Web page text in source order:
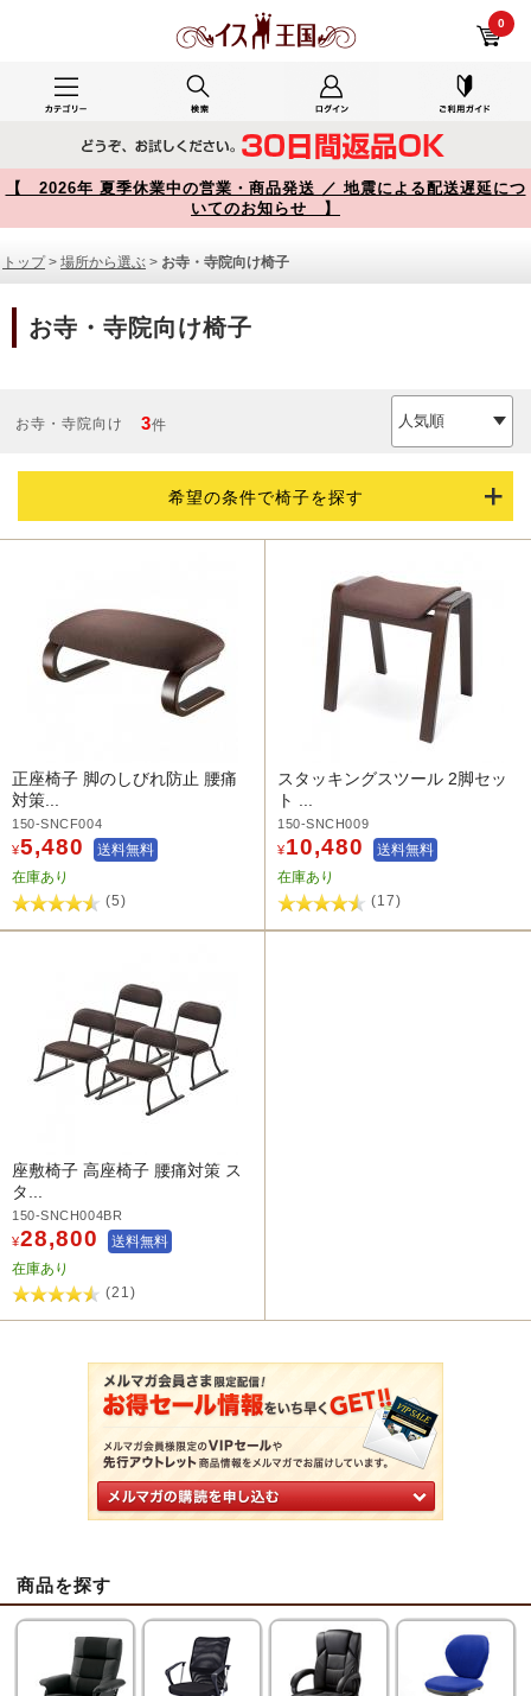
0
【 2026年 夏季休業中の営業・商品発送 ／ 地震による配送遅延につ
いてのお知らせ 】
トップ> 場所から選ぶ > お寺・寺院向け椅子
お寺・寺院向け椅子
お寺・寺院向け 3件
希望の条件で椅子を探す
正座椅子 脚のしびれ防止 腰痛
対策...
150-SNCF004
¥5,480
送料無料
在庫あり
(5)
スタッキングスツール 2脚セッ
ト ...
150-SNCH009
¥10,480
送料無料
在庫あり
(17)
座敷椅子 高座椅子 腰痛対策 ス
タ...
150-SNCH004BR
¥28,800
送料無料
在庫あり
(21)
商品を探す